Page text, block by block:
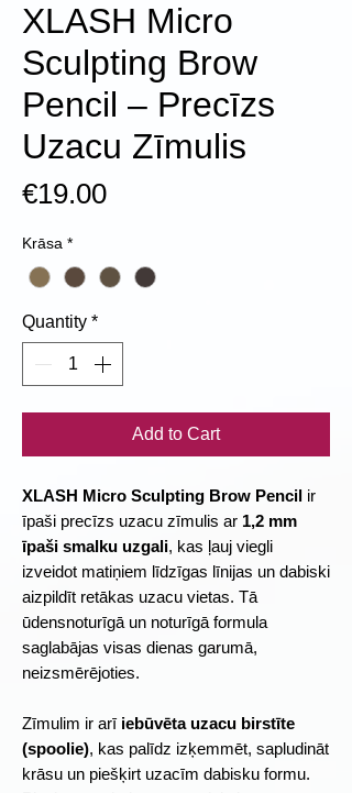
XLASH Micro
Sculpting Brow
Pencil – Precīzs
Uzacu Zīmulis
€19.00Price
Krāsa *
Quantity *
Add to Cart
XLASH Micro Sculpting Brow Pencil ir
īpaši precīzs uzacu zīmulis ar 1,2 mm
īpaši smalku uzgali, kas ļauj viegli
izveidot matiņiem līdzīgas līnijas un dabiski
aizpildīt retākas uzacu vietas. Tā
ūdensnoturīgā un noturīgā formula
saglabājas visas dienas garumā,
neizsmērējoties.
Zīmulim ir arī iebūvēta uzacu birstīte
(spoolie), kas palīdz izķemmēt, sapludināt
krāsu un piešķirt uzacīm dabisku formu.